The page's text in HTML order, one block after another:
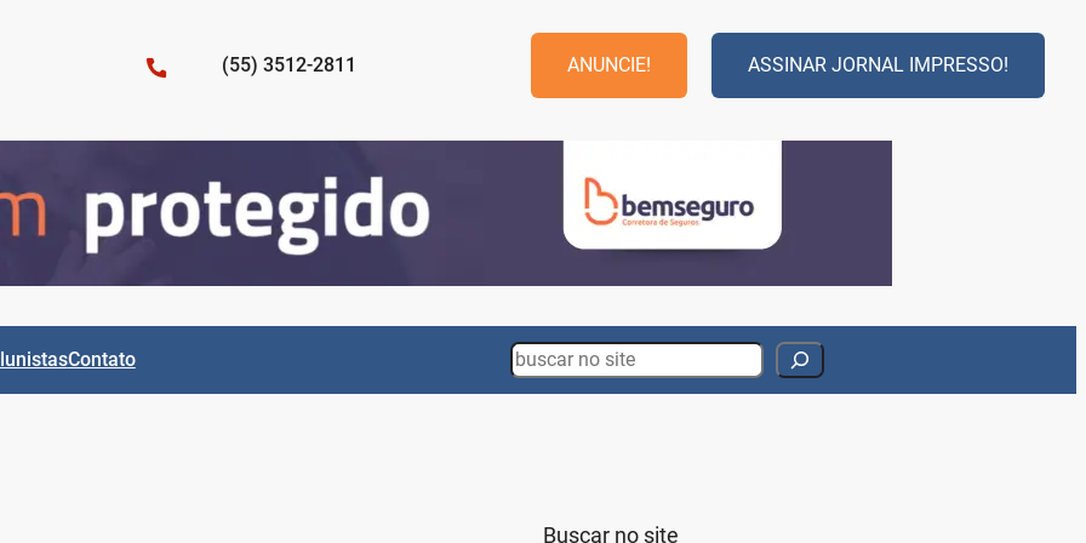
(55) 3512-2811 ANUNCIE! ASSINAR JORNAL IMPRESSO!
Contato Search
Buscar no site